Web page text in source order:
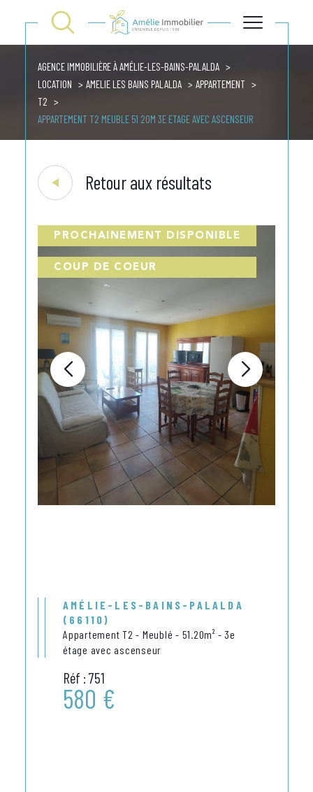
AGENCE IMMOBILIÈRE À AMÉLIE-LES-BAINS-PALALDA
LOCATION
AMELIE LES BAINS PALALDA
APPARTEMENT
T2
APPARTEMENT T2 MEUBLE 51 20M 3E ETAGE AVEC ASCENSEUR
Retour aux résultats
PROCHAINEMENT DISPONIBLE
COUP DE COEUR
AMÉLIE-LES-BAINS-PALALDA
(66110)
Appartement T2 - Meublé - 51.20m² - 3e
étage avec ascenseur
Réf : 751
580 €